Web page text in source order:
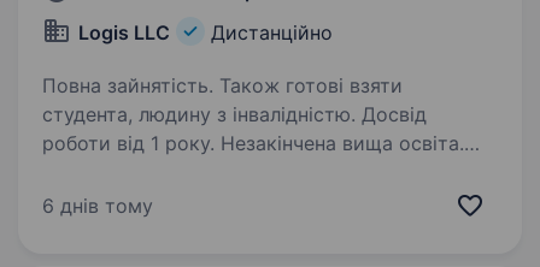
Logis LLC
Дистанційно
Повна зайнятість. Також готові взяти
студента, людину з інвалідністю. Досвід
роботи від 1 року. Незакінчена вища освіта.
ми розробляємо цікаві веб-додатки, які вже
6 днів тому